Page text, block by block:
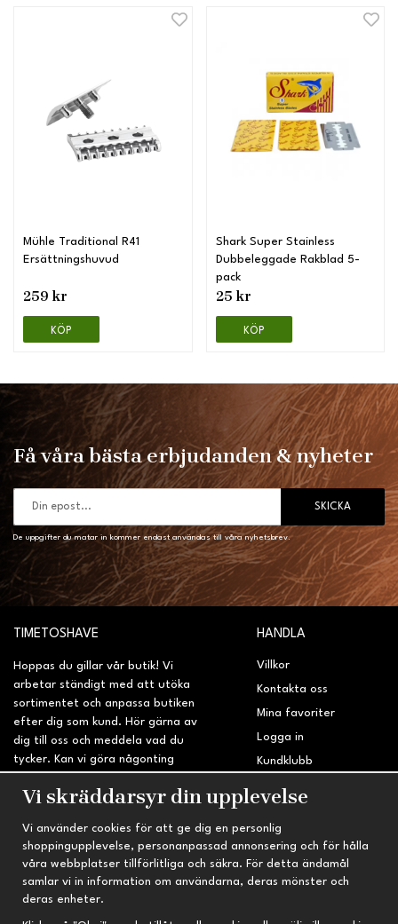
Mühle Traditional R41
Ersättningshuvud
259 kr
KÖP
Shark Super Stainless
Dubbeleggade Rakblad 5-
pack
25 kr
KÖP
Få våra bästa erbjudanden & nyheter
SKICKA
De uppgifter du matar in kommer endast användas till våra nyhetsbrev.
TIMETOSHAVE
Hoppas du gillar vår butik! Vi
arbetar ständigt med att utöka
sortimentet och anpassa butiken
efter dig som kund. Hör gärna av
dig till oss och meddela vad du
tycker. Kan vi göra någonting
sidan?
HANDLA
Villkor
Kontakta oss
Mina favoriter
Logga in
Kundklubb
INFORMATION
Om oss
Nyheter
TRYGG HANDEL
Fri frakt vid köp över 695 kr
Vi skräddarsyr din upplevelse
Vi använder cookies för att ge dig en personlig
shoppingupplevelse, personanpassad annonsering och för hålla
våra webbplatser tillförlitliga och säkra. För detta ändamål
samlar vi in information om användarna, deras mönster och
deras enheter.